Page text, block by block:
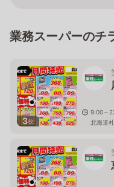
業務スーパーのチ
3枚
9:00～
北海道